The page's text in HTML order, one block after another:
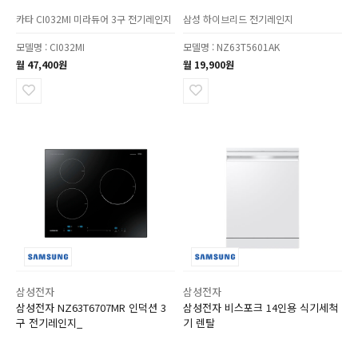
카타 CI032MI 미라듀어 3구 전기레인지
모델명 : CI032MI
월 47,400원
삼성 하이브리드 전기레인지
모델명 : NZ63T5601AK
월 19,900원
삼성전자
삼성전자 NZ63T6707MR 인덕션 3
구 전기레인지_
삼성전자
삼성전자 비스포크 14인용 식기세척
기 렌탈